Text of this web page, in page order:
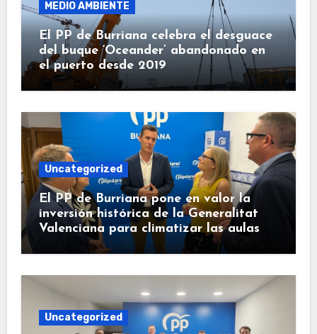
MEDIO AMBIENTE
El PP de Burriana celebra el desguace
del buque ‘Oceander’ abandonado en
el puerto desde 2019
Uncategorized
El PP de Burriana pone en valor la
inversión histórica de la Generalitat
Valenciana para climatizar las aulas
Uncategorized